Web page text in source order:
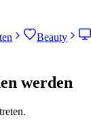
Beauty
werden